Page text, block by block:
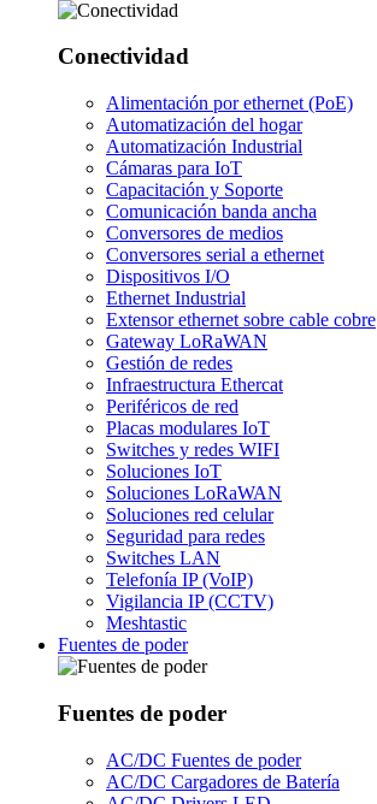
Conectividad
Alimentación por ethernet (PoE)
Automatización del hogar
Automatización Industrial
Cámaras para IoT
Capacitación y Soporte
Comunicación banda ancha
Conversores de medios
Conversores serial a ethernet
Dispositivos I/O
Ethernet Industrial
Extensor ethernet sobre cable cobre
Gateway LoRaWAN
Gestión de redes
Infraestructura Ethercat
Periféricos de red
Placas modulares IoT
Switches y redes WIFI
Soluciones IoT
Soluciones LoRaWAN
Soluciones red celular
Seguridad para redes
Switches LAN
Telefonía IP (VoIP)
Vigilancia IP (CCTV)
Meshtastic
Fuentes de poder
Fuentes de poder
AC/DC Fuentes de poder
AC/DC Cargadores de Batería